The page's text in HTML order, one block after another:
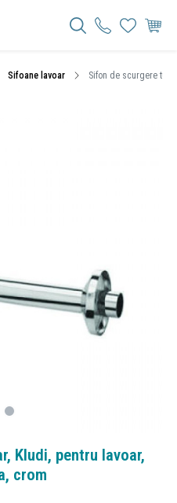
Sifoane lavoar Sifon de scurgere
Kludi, pentru lavoar,
crom